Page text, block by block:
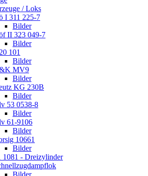
/ Loks
I 311 225-7
Bilder
II 323 049-7
Bilder
101
Bilder
MV9
Bilder
KG 230B
Bilder
53 0538-8
Bilder
61-9106
Bilder
10661
Bilder
1081 - Dreizylinder
Bilder